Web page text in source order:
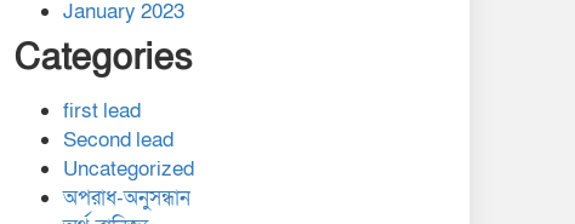
January 2023
Categories
first lead
Second lead
Uncategorized
অপরাধ-অনুসন্ধান